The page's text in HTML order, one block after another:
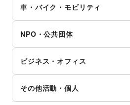
女性用品・フェムテック
コンタクトレンズ
医療・医薬品
その他美容・健康
アイドル・芸能人
CD・DVD・本・雑誌
Webメディア・アプリ
テレビ・ドラマ
映画
音楽・ライブ
演劇
占い
その他アート・デザイン
キャンプ・アウトドア
野球
サッカー
バスケットボール
ゴルフ
その他レジャー・スポーツ
車・バイク・モビリティ
バイク・オートバイ
自転車・ロードバイク
マイクロモビリティ
その他車・バイク・モビリティ
NPO・公共団体
外国団体・大使館
募金・寄付
NPO・ボランティア活動
その他NPO・公共団体
ビジネス・オフィス
オフィス家具・OA機器
イベント企画・運営
その他活動・個人